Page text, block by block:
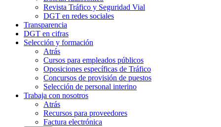
Revista Tráfico y Seguridad Vial
DGT en redes sociales
Transparencia
DGT en cifras
Selección y formación
Atrás
Cursos para empleados públicos
Oposiciones específicas de Tráfico
Concursos de provisión de puestos
Selección de personal interino
Trabaja con nosotros
Atrás
Recursos para proveedores
Factura electrónica